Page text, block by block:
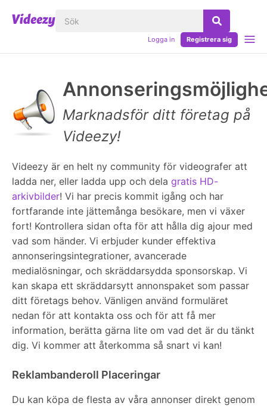
Logga in Registrera sig
Marknadsför ditt företag på
Videezy!
Videezy är en helt ny community för videografer att
ladda ner, eller ladda upp och dela gratis HD-
arkivbilder! Vi har precis kommit igång och har
fortfarande inte jättemånga besökare, men vi växer
fort! Kontrollera sidan ofta för att hålla dig ajour med
vad som händer. Vi erbjuder kunder effektiva
annonseringsintegrationer, avancerade
medialösningar, och skräddarsydda sponsorskap. Vi
kan skapa ett skräddarsytt annonspaket som passar
ditt företags behov. Vänligen använd formuläret
nedan för att kontakta oss och för att få mer
information, berätta gärna lite om vad det är du tänkt
dig. Vi kommer att återkomma så snart vi kan!
Reklambanderoll Placeringar
Du kan köpa de flesta av våra annonser direkt genom